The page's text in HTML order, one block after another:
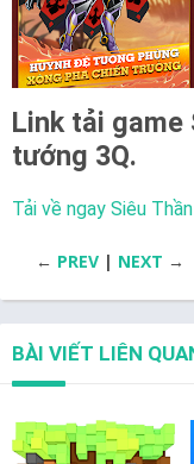
Link tải game
tướng 3Q.
Tải về ngay Siêu
← PREV | NEXT →
BÀI VIẾT LIÊN